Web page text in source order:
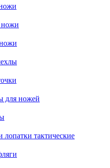
для ножей
лопатки тактические